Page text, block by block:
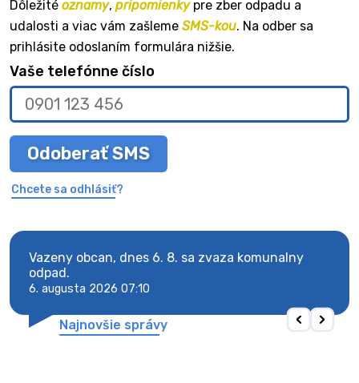
Dôležité oznamy, pripomienkypre zber odpadu a
udalosti a viac vám zašleme SMS-kou. Na odber sa
prihlásite odoslaním formulára nižšie.
Vaše telefónne číslo
Odoberať SMS
Chcete sa odhlásiť?
Vazeny obcan, dnes 6. 8. sa zvaza komunalny
odpad.
6. augusta 2026 07:10
Najnovšie správy